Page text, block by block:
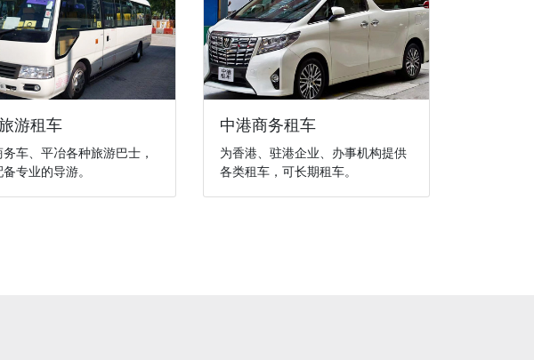
游租车
车、平冶各种旅游巴士，
专业的导游。
中港商务租车
为香港、驻港企业、办事机构提供
各类租车，可长期租车。